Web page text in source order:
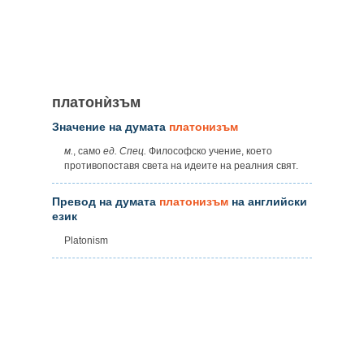
платонѝзъм
Значение на думата платонизъм
м., само ед. Спец. Философско учение, което
противопоставя света на идеите на реалния свят.
Превод на думата платонизъм на английски
език
Platonism